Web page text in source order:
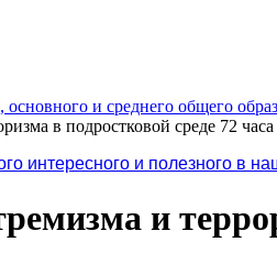
и среднего общего
в подростковой среде 72 часа
интересного и полезного в
и